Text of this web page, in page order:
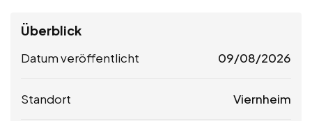
Überblick
Datum veröffentlicht 09/08/2026
Standort Viernheim